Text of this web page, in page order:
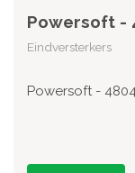
Powersoft -
Eindversterkers
Powersoft -